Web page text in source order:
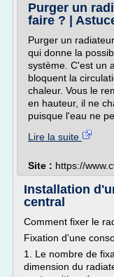
Purger un
faire ? |
Purger un
qui donne la
système. C'est un
bloquent la
chaleur. Vous le
en hauteur, il ne
puisque l'eau ne
Lire la suite
Site : https://
Installation
central
Comment fixer le
Fixation d'une
1. Le nombre de
dimension du